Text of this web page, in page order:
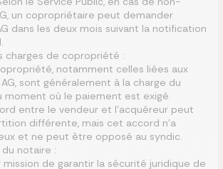
un copropriétaire peut demander
dans les deux mois suivant la notification
charges de copropriété :
notamment celles liées aux
sont généralement à la charge du
moment où le paiement est exigé.
entre le vendeur et l’acquéreur peut
différente, mais cet accord n’a
et ne peut être opposé au syndic.
notaire :
de garantir la sécurité juridique de